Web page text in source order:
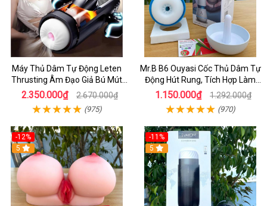
Máy Thủ Dâm Tự Động Leten
Thrusting Âm Đạo Giả Bú Mút
Cao Cấp Cho Nam
2.350.000₫ 2.670.000₫
(975)
Mr.B B6 Ouyasi Cốc Thủ Dâm Tự
Động Hút Rung, Tích Hợp Làm
Ấm Cao Cấp
1.150.000₫ 1.292.000₫
(970)
-12%
5
-11%
5